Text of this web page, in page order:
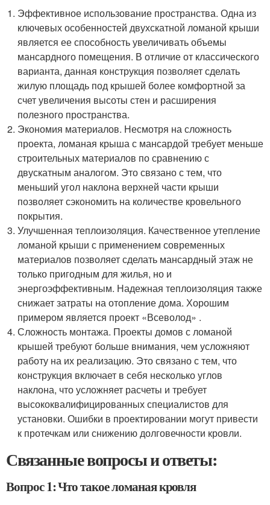
Эффективное использование пространства. Одна из
ключевых особенностей двухскатной ломаной крыши
является ее способность увеличивать объемы
мансардного помещения. В отличие от классического
варианта, данная конструкция позволяет сделать
жилую площадь под крышей более комфортной за
счет увеличения высоты стен и расширения
полезного пространства.
Экономия материалов. Несмотря на сложность
проекта, ломаная крыша с мансардой требует меньше
строительных материалов по сравнению с
двускатным аналогом. Это связано с тем, что
меньший угол наклона верхней части крыши
позволяет сэкономить на количестве кровельного
покрытия.
Улучшенная теплоизоляция. Качественное утепление
ломаной крыши с применением современных
материалов позволяет сделать мансардный этаж не
только пригодным для жилья, но и
энергоэффективным. Надежная теплоизоляция также
снижает затраты на отопление дома. Хорошим
примером является проект «Всеволод» .
Сложность монтажа. Проекты домов с ломаной
крышей требуют больше внимания, чем усложняют
работу на их реализацию. Это связано с тем, что
конструкция включает в себя несколько углов
наклона, что усложняет расчеты и требует
высококвалифицированных специалистов для
установки. Ошибки в проектировании могут привести
к протечкам или снижению долговечности кровли.
Связанные вопросы и ответы:
Вопрос 1: Что такое ломаная кровля